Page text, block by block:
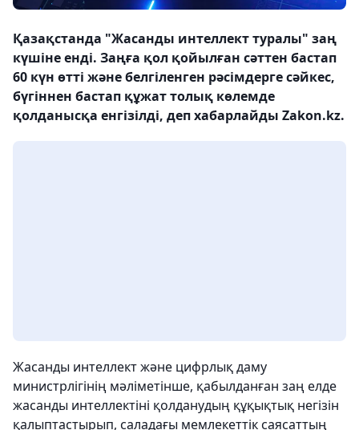
Қазақстанда "Жасанды интеллект туралы" заң
күшіне енді. Заңға қол қойылған сәттен бастап
60 күн өтті және белгіленген рәсімдерге сәйкес,
бүгіннен бастап құжат толық көлемде
қолданысқа енгізілді, деп хабарлайды Zakon.kz.
Жасанды интеллект және цифрлық даму
министрлігінің мәліметінше, қабылданған заң елде
жасанды интеллектіні қолданудың құқықтық негізін
қалыптастырып, саладағы мемлекеттік саясаттың